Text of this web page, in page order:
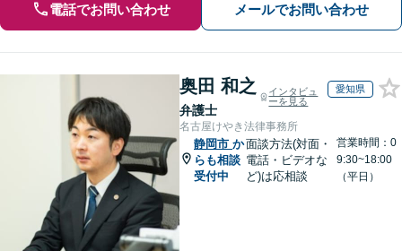
電話でお問い合わせ メールでお問い合わせ
奥田 和之
弁護士
インタビュ
ーを見る
愛知県
名古屋けやき法律事務所
静岡市 か
らも相談
受付中
面談方法(対面・
電話・ビデオな
ど)は応相談
営業時間：0
9:30~18:00
（平日）